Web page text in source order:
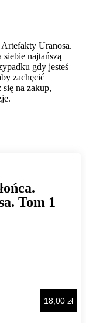
Uranosa.
najtańszą
gdy jesteś
zachęcić
na zakup,